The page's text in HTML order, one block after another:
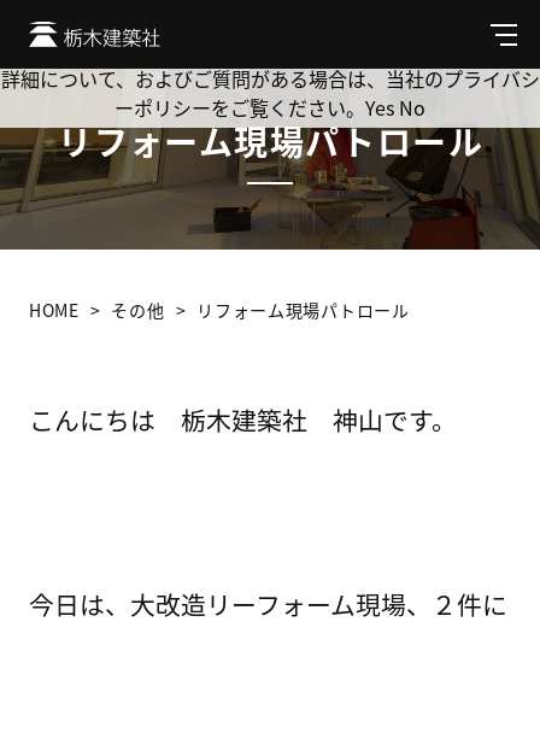
メ
ニ
ュ
リフォーム現場パトロール
HOME その他 リフォーム現場パトロール
こんにちは 栃木建築社 神山です。
今日は、大改造リーフォーム現場、２件に
Cookie を使用して、お客様の活動を追跡してもよろしいです
か? 当社ではお客様のプライバシーを極めて重視しています。
詳細について、およびご質問がある場合は、当社のプライバシ
ーポリシーをご覧ください。 Yes No